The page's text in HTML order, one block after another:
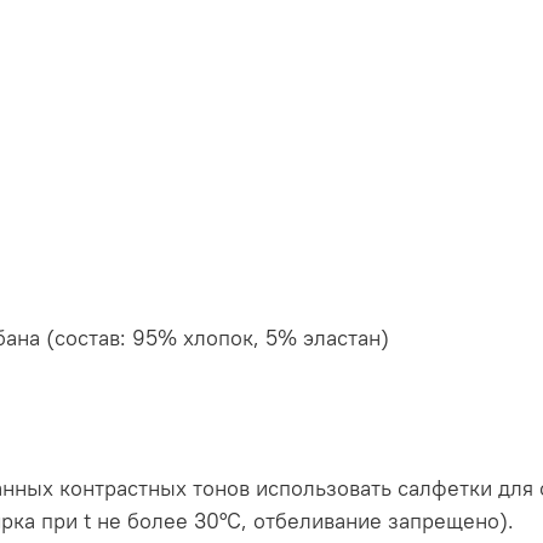
(состав: 95% хлопок, 5% эластан)
контрастных тонов использовать салфетки
при t не более 30°C, отбеливание запрещено).